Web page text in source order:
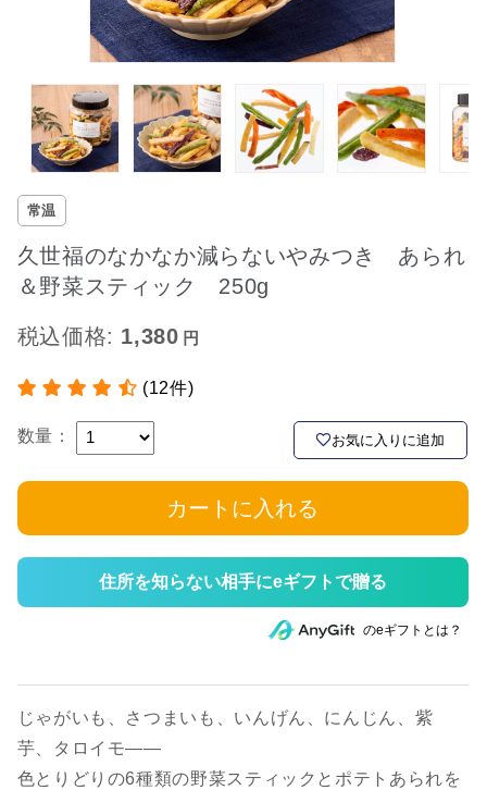
常温
久世福のなかなか減らないやみつき あられ
＆野菜スティック 250g
税込価格: 1,380
(12件)
数量： お気に入りに追加
カートに入れる
住所を知らない相手にeギフトで贈る
のeギフトとは？
じゃがいも、さつまいも、いんげん、にんじん、紫
芋、タロイモ――
色とりどりの6種類の野菜スティックとポテトあられを